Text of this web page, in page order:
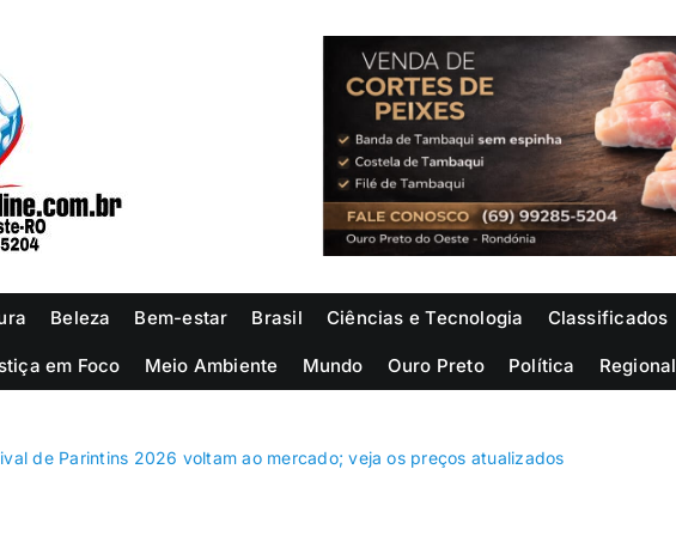
Beleza Bem-estar Brasil Ciências e Tecnologia Classificados
em Foco Meio Ambiente Mundo Ouro Preto Política Regional
de Parintins 2026 voltam ao mercado; veja os preços atualizados